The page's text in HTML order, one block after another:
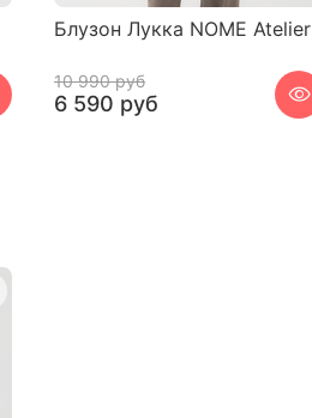
Блузон Лукка NOME Atelier
10 990 руб
6 590 руб